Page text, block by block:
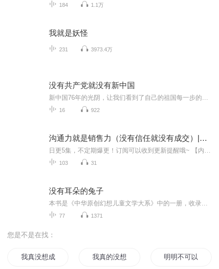
184 1.1万
我就是妖怪
231 3973.4万
没有共产党就没有新中国
16 922
沟通力就是销售力（没有信任就没有成交）|精品|余尚祥|当代文学
103 31
没有耳朵的兔子
77 1371
您是不是在找：
我真没想成神啊 我真的没想当魔王 明明不可以没有你